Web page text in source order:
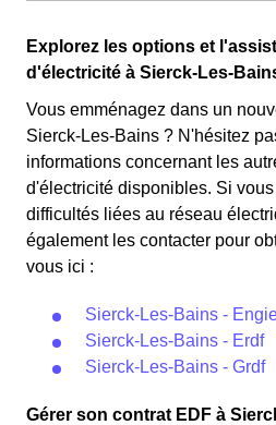
permettant ainsi de réduire sa
faisant attention à sa
fournisseurs d'électricité en
uniquement les clients
avant 1998. Elle implique deux
le prix de l'électricité est
les autres jours de l'année, le
rapport au tarif normal en à
Explorez les options et
d'électricité à Sierck-Les-
Vous emménagez dans un
Sierck-Les-Bains ? N'hésitez
informations concernant les
d'électricité disponibles. Si
difficultés liées au réseau
également les contacter pour
vous ici :
Sierck-Les-Bains -
Sierck-Les-Bains - Erdf
Sierck-Les-Bains - Grdf
Gérer son contrat EDF à